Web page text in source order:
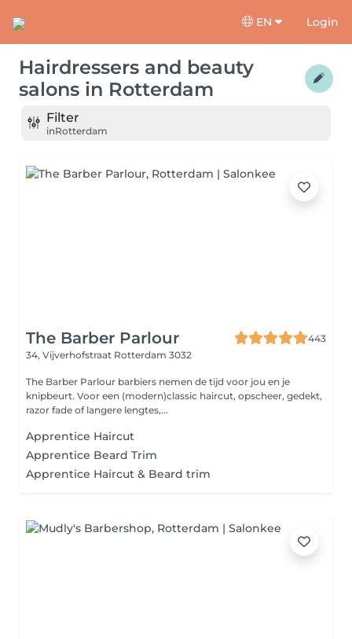
EN Login
Hairdressers and beauty
salons in Rotterdam
Filter
inRotterdam
The Barber Parlour
443
34, Vijverhofstraat Rotterdam 3032
The Barber Parlour barbiers nemen de tijd voor jou en je
knipbeurt. Voor een (modern)classic haircut, opscheer, gedekt,
razor fade of langere lengtes,...
Apprentice Haircut
Apprentice Beard Trim
Apprentice Haircut & Beard trim